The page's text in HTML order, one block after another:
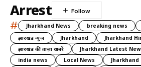
Arrest
# Jharkhand News breaking news
झारखंड न्यूज़
Jharkhand Jharkhand
झारखंड की ताज़ा खबरें
Jharkhand Latest
india news
Local News
Jharkhand